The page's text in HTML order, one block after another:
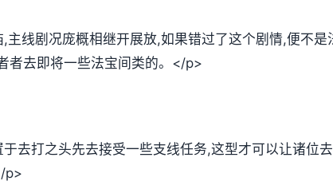
主线剧况庞概相继开展放,如果错过了这个剧情,便不
者去即将一些法宝间类的。</p>
去打之头先去接受一些支线任务,这型才可以让诸位
p>